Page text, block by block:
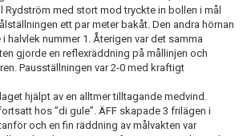
Rydström med stort mod tryckte in bollen i mål
ett par meter bakåt. Den andra hörnan
halvlek nummer 1. Återigen var det samma
gjorde en reflexräddning på mållinjen och
Pausställningen var 2-0 med kraftigt
hjälpt av en alltmer tilltagande medvind.
hos ”di gule”. ÄFF skapade 3 frilägen i
och en fin räddning av målvakten var